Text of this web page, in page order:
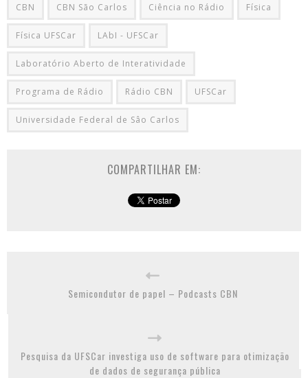
CBN CBN São Carlos Ciência no Rádio Física
Física UFSCar LAbI - UFSCar
Laboratório Aberto de Interatividade
Programa de Rádio Rádio CBN UFSCar
Universidade Federal de Sâo Carlos
COMPARTILHAR EM:
Semicondutor de papel – Podcasts CBN
Pesquisa da UFSCar investiga uso de software para otimização
de dados de segurança pública